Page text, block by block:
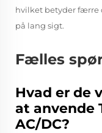
hvilket betyder færre
på lang sigt.
Fælles
Hvad er de
at anvende
AC/DC?